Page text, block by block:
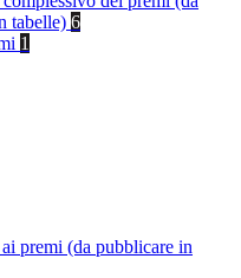
tabelle) 6
1
premi (da pubblicare in